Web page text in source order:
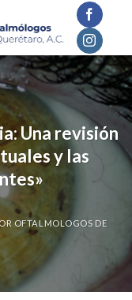
Una revisión
y las
OFTALMOLOGOS DE